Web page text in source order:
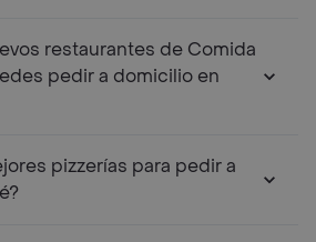
restaurantes de Comida
pedir a domicilio en
pizzerías para pedir a